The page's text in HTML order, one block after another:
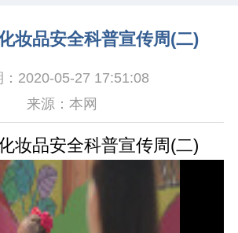
妆品安全科普宣传周(二)
：2020-05-27 17:51:08
来源：本网
妆品安全科普宣传周(二)